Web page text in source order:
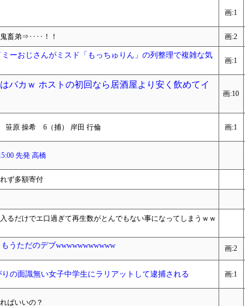
画:1
畜弟⇒････！！ 画:2
ーおじさんがミスド「もっちゅりん」の列整理で複雑な気
画:1
バカｗ ホストの初回なら居酒屋より安く飲めてイ
画:10
笹原 操希 6（捕） 岸田 行倫 画:1
先発 高橋
ず多額寄付
るだけでエ口過ぎて再生数がとんでもない事になってしまうｗｗ
うただのデブwwwwwwwwwww 画:2
の面識無い女子中学生にラリアットして逮捕される 画:1
ばいいの？